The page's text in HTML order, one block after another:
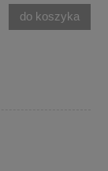
do koszyka